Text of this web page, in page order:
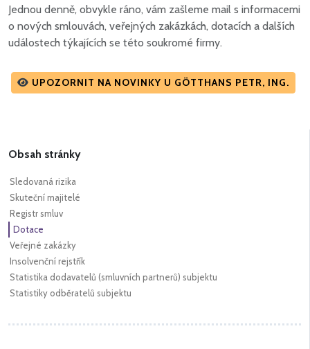
Jednou denně, obvykle ráno, vám zašleme mail s informacemi
o nových smlouvách, veřejných zakázkách, dotacích a dalších
událostech týkajících se této soukromé firmy.
UPOZORNIT NA NOVINKY U GÖTTHANS PETR, ING.
Obsah stránky
Sledovaná rizika
Skuteční majitelé
Registr smluv
Dotace
Veřejné zakázky
Insolvenční rejstřík
Statistika dodavatelů (smluvních partnerů) subjektu
Statistiky odběratelů subjektu